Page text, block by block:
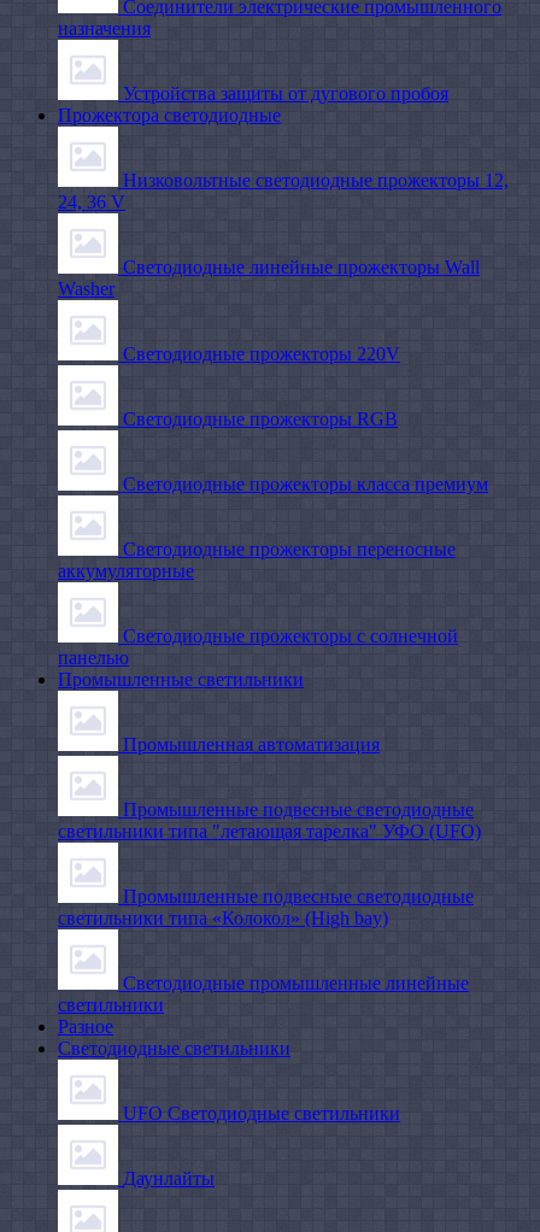
Соединители электрические промышленного
назначения
Устройства защиты от дугового пробоя
Прожектора светодиодные
Низковольтные светодиодные прожекторы 12,
24, 36 V
Светодиодные линейные прожекторы Wall
Washer
Светодиодные прожекторы 220V
Светодиодные прожекторы RGB
Светодиодные прожекторы класса премиум
Светодиодные прожекторы переносные
аккумуляторные
Светодиодные прожекторы с солнечной
панелью
Промышленные светильники
Промышленная автоматизация
Промышленные подвесные cветодиодные
светильники типа "летающая тарелка" УФО (UFO)
Промышленные подвесные cветодиодные
светильники типа «Колокол» (High bay)
Светодиодные промышленные линейные
светильники
Разное
Светодиодные светильники
UFO Светодиодные светильники
Даунлайты